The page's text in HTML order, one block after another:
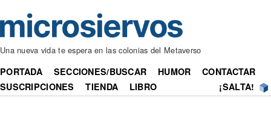
Una nueva vida te espera en las colonias del Metaverso
PORTADA SECCIONES/BUSCAR HUMOR
CONTACTAR
SUSCRIPCIONES
TIENDA LIBRO ¡SALTA!